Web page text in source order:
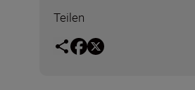
Teilen